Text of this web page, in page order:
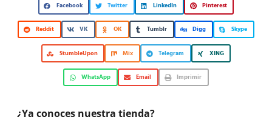
Facebook Twitter LinkedIn Pinterest
Reddit VK OK Tumblr Digg Skype
StumbleUpon Mix Telegram XING
WhatsApp Email Imprimir
¿Ya conoces nuestra tienda?